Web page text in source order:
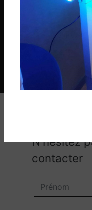
N'hésitez
contacter